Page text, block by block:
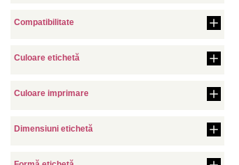
Compatibilitate
Culoare etichetă
Culoare imprimare
Dimensiuni etichetă